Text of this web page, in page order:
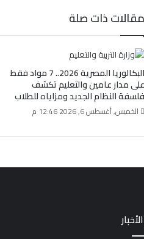
مقالات ذات صلة
البكالوريا المصرية 2026.. 7 مواد فقط
على مدار عامين والتعليم تكشف
فلسفة النظام الجديد ومزاياه للطلاب
الخميس, أغسطس 6, 2026 12:46 م